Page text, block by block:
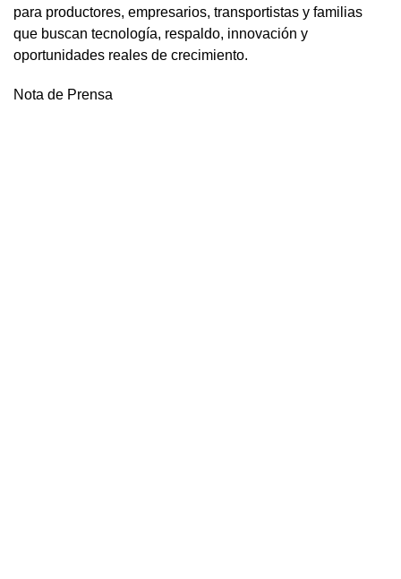
para productores, empresarios, transportistas y familias
que buscan tecnología, respaldo, innovación y
oportunidades reales de crecimiento.
Nota de Prensa